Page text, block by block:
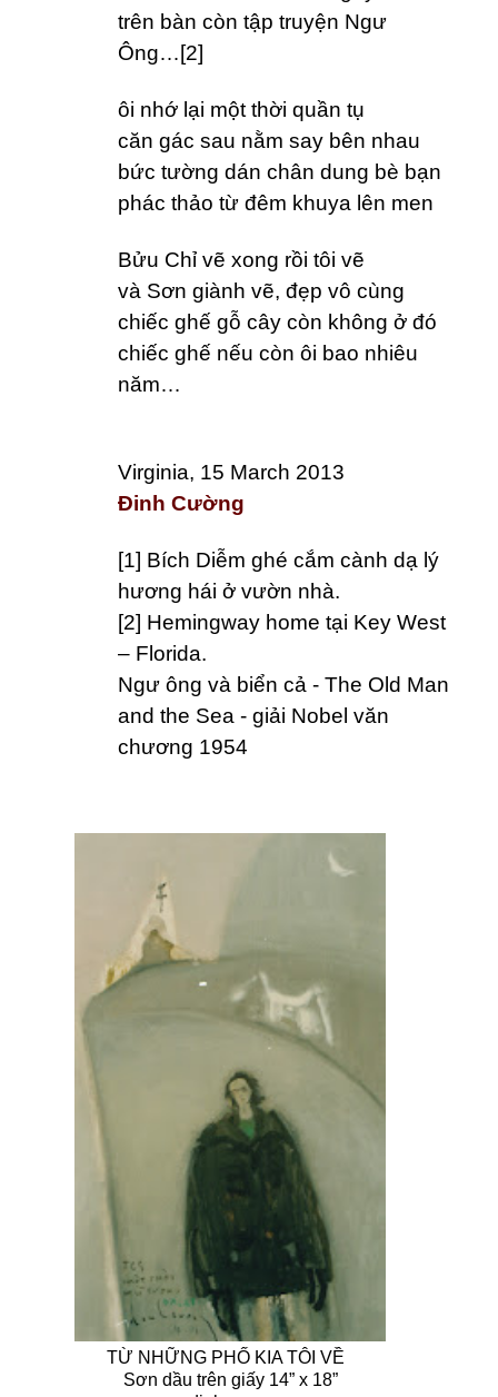
trên bàn còn tập truyện Ngư
Ông…[2]
ôi nhớ lại một thời quần tụ
căn gác sau nằm say bên nhau
bức tường dán chân dung bè bạn
phác thảo từ đêm khuya lên men
Bửu Chỉ vẽ xong rồi tôi vẽ
và Sơn giành vẽ, đẹp vô cùng
chiếc ghế gỗ cây còn không ở đó
chiếc ghế nếu còn ôi bao nhiêu
năm…
Virginia, 15 March 2013
Đinh Cường
[1] Bích Diễm ghé cắm cành dạ lý
hương hái ở vườn nhà.
[2] Hemingway home tại Key West
– Florida.
Ngư ông và biển cả - The Old Man
and the Sea - giải Nobel văn
chương 1954
TỪ NHỮNG PHỐ KIA TÔI VỀ
Sơn dầu trên giấy 14” x 18”